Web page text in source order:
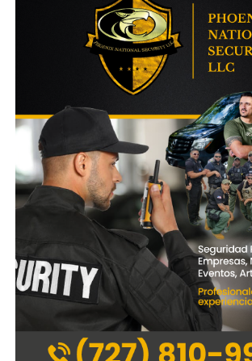
Encuentra más notas como esta aquí:
Una lista-guía de juegos que podes compartir con tu perro
<